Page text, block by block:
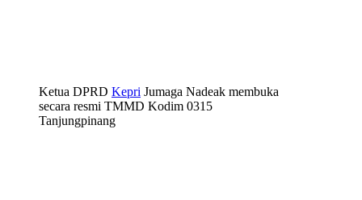
Ketua DPRD Kepri Jumaga Nadeak membuka
secara resmi TMMD Kodim 0315
Tanjungpinang